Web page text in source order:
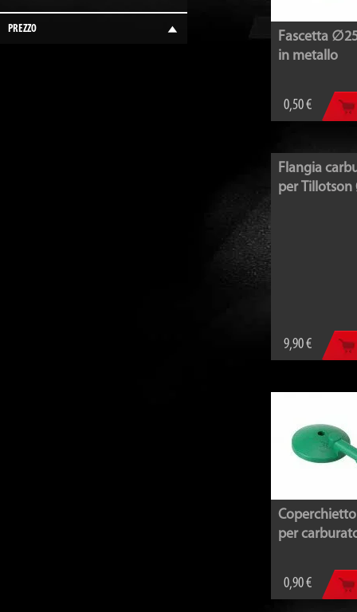
Fascetta
in metallo
0,50 €
Flangia
per
9,90 €
per
0,90 €
PREZZO